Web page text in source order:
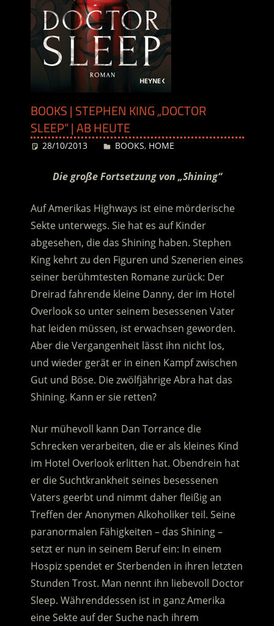
BOOKS | STEPHEN KING „DOCTOR
SLEEP“ | AB HEUTE
28/10/2013 Desiree
BOOKS, HOME
Die große Fortsetzung von „Shining“
Auf Amerikas Highways ist eine mörderische
Sekte unterwegs. Sie hat es auf Kinder
abgesehen, die das Shining haben. Stephen
King kehrt zu den Figuren und Szenerien eines
seiner berühmtesten Romane zurück: Der
Dreirad fahrende kleine Danny, der im Hotel
Overlook so unter seinem besessenen Vater
hat leiden müssen, ist erwachsen geworden.
Aber die Vergangenheit lässt ihn nicht los,
und wieder gerät er in einen Kampf zwischen
Gut und Böse. Die zwölfjährige Abra hat das
Shining. Kann er sie retten?
Nur mühevoll kann Dan Torrance die
Schrecken verarbeiten, die er als kleines Kind
im Hotel Overlook erlitten hat. Obendrein hat
er die Suchtkrankheit seines besessenen
Vaters geerbt und nimmt daher fleißig an
Treffen der Anonymen Alkoholiker teil. Seine
paranormalen Fähigkeiten – das Shining –
setzt er nun in seinem Beruf ein: In einem
Hospiz spendet er Sterbenden in ihren letzten
Stunden Trost. Man nennt ihn liebevoll Doctor
Sleep. Währenddessen ist in ganz Amerika
eine Sekte auf der Suche nach ihrem